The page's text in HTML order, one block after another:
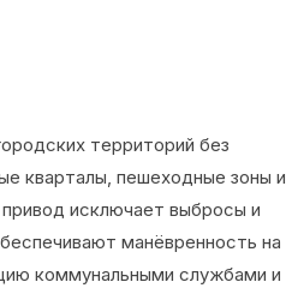
территорий без
кварталы, пешеходные зоны и
исключает выбросы и
манёвренность на
коммунальными службами и